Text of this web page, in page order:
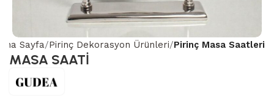
Sayfa Pirinç Dekorasyon Ürünleri Pirinç Masa Saatleri
MASA SAATİ